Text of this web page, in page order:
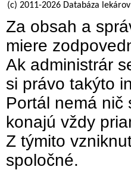
(c) 2011-2026 Databáza
Za obsah a
miere
Ak administrár
si právo takýto
Portál nemá nič
konajú vždy
Z týmito
spoločné.